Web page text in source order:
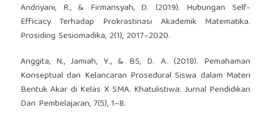
Andriyani, R., & Firmansyah, D. (2019). Hubungan Self-
Efficacy Terhadap Prokrastinasi Akademik Matematika.
Prosiding Sesiomadika, 2(1), 2017–2020.
Anggita, N., Jamiah, Y., & BS, D. A. (2018). Pemahaman
Konseptual dan Kelancaran Prosedural Siswa dalam Materi
Bentuk Akar di Kelas X SMA. Khatulistiwa: Jurnal Pendidikan
Dan Pembelajaran, 7(5), 1–8.